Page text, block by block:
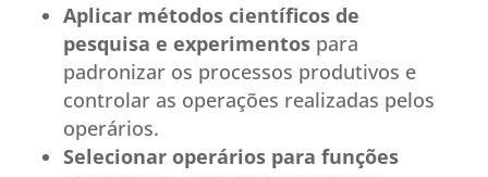
Aplicar métodos científicos de
pesquisa e experimentos para
padronizar os processos produtivos e
controlar as operações realizadas pelos
operários.
Selecionar operários para funções